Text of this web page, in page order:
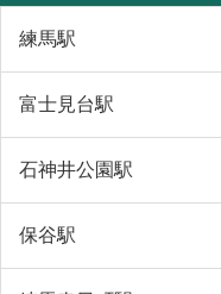
練馬駅
富士見台駅
石神井公園駅
保谷駅